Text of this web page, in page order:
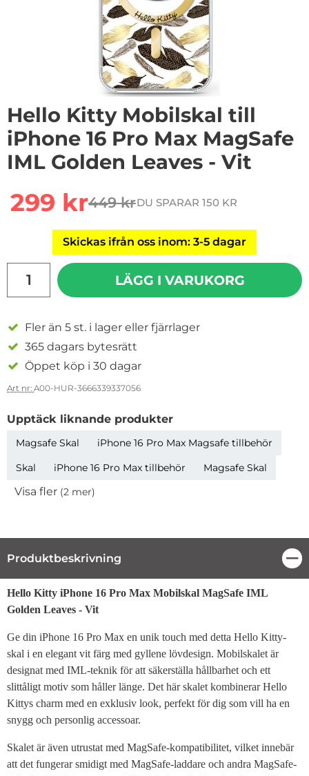
Hello Kitty Mobilskal till
iPhone 16 Pro Max MagSafe
IML Golden Leaves - Vit
rea pris
299 krtidigare pris
449 krDU SPARAR 150 KR
Skickas ifrån oss inom: 3-5 dagar
LÄGG I VARUKORG
Fler än 5 st. i lager eller fjärrlager
365 dagars bytesrätt
Öppet köp i 30 dagar
Art nr: A00-HUR-3666339337056
Upptäck liknande produkter
Magsafe Skal
iPhone 16 Pro Max Magsafe tillbehör
Skal
iPhone 16 Pro Max tillbehör Magsafe Skal
Visa fler (2 mer)
Produktbeskrivning
Produktbeskrivning
Hello Kitty iPhone 16 Pro Max Mobilskal MagSafe IML
Golden Leaves - Vit
Ge din iPhone 16 Pro Max en unik touch med detta Hello Kitty-
skal i en elegant vit färg med gyllene lövdesign. Mobilskalet är
designat med IML-teknik för att säkerställa hållbarhet och ett
slittåligt motiv som håller länge. Det här skalet kombinerar Hello
Kittys charm med en exklusiv look, perfekt för dig som vill ha en
snygg och personlig accessoar.
Skalet är även utrustat med MagSafe-kompatibilitet, vilket innebär
att det fungerar smidigt med MagSafe-laddare och andra MagSafe-